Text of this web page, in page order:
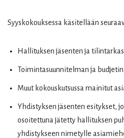
Syyskokouksessa käsitellään
Hallituksen jäsenten ja
Toimintasuunnitelman ja
Muut kokouskutsussa mainitut
Yhdistyksen jäsenten esitykset,
osoitettuna jätetty hallituksen
yhdistykseen nimetylle